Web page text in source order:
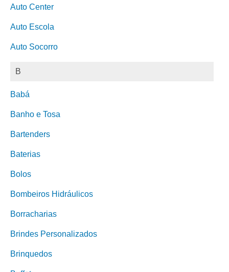
Auto Center
Auto Escola
Auto Socorro
B
Babá
Banho e Tosa
Bartenders
Baterias
Bolos
Bombeiros Hidráulicos
Borracharias
Brindes Personalizados
Brinquedos